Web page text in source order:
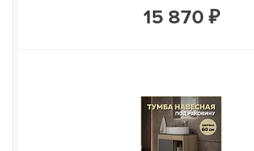
15 870 ₽